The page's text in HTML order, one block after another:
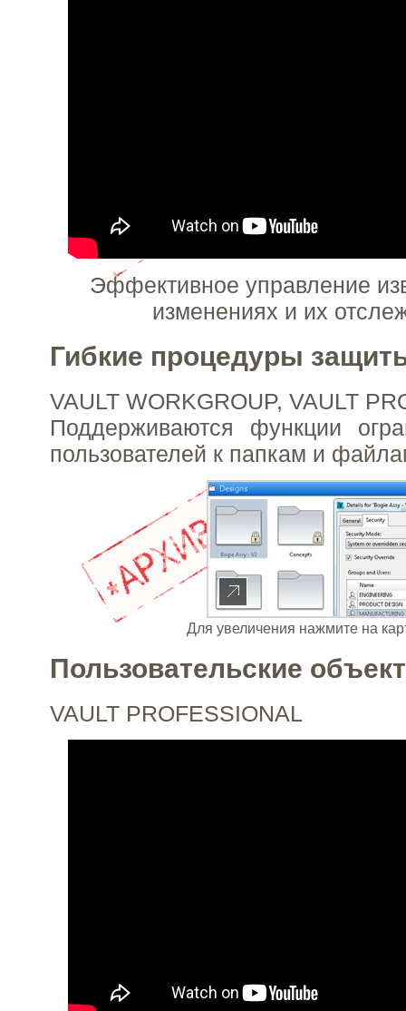
Эффективное управление
изменениях и их
Гибкие процедуры
VAULT WORKGROUP, VAULT
Поддерживаются функции
пользователей к папкам и
Для увеличения нажмите на
Пользовательские
VAULT PROFESSIONAL